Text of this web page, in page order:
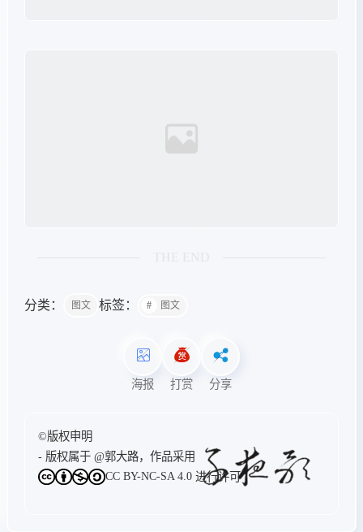
分类： 图文 标签： 图文
海报 打赏 分享
©版权申明
- 版权属于 @郭大路，作品采用
CC BY-NC-SA 4.0 进行许可